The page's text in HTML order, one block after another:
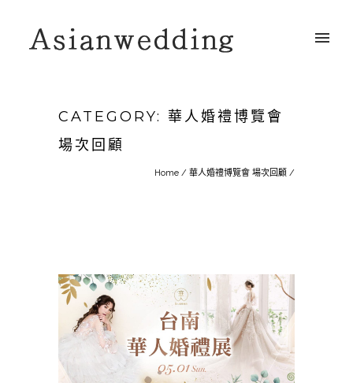
CATEGORY: 華人婚禮博覽會
場次回顧
Home / 華人婚禮博覽會 場次回顧 /